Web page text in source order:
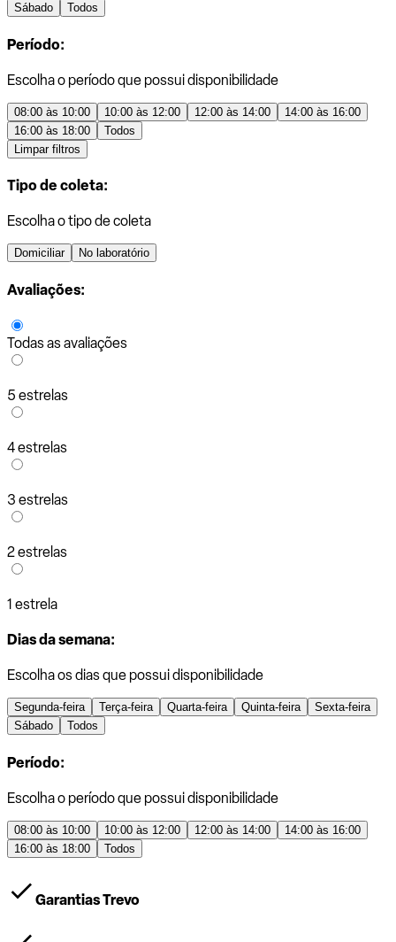
Sábado
Todos
Período:
Escolha o período que possui disponibilidade
08:00 às 10:00 10:00 às 12:00 12:00 às 14:00
14:00 às 16:00
16:00 às 18:00
Todos
Limpar filtros
Tipo de coleta:
Escolha o tipo de coleta
Domiciliar No laboratório
Avaliações:
Todas as avaliações
5 estrelas
4 estrelas
3 estrelas
2 estrelas
1 estrela
Dias da semana:
Escolha os dias que possui disponibilidade
Segunda-feira Terça-feira Quarta-feira Quinta-feira
Sexta-feira
Sábado
Todos
Período:
Escolha o período que possui disponibilidade
08:00 às 10:00 10:00 às 12:00 12:00 às 14:00
14:00 às 16:00
16:00 às 18:00
Todos
Garantias Trevo